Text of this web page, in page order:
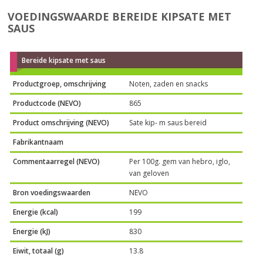
VOEDINGSWAARDE BEREIDE KIPSATE MET
SAUS
Bereide kipsate met saus
Productgroep, omschrijving
Noten, zaden en snacks
Productcode (NEVO)
865
Product omschrijving (NEVO)
Sate kip- m saus bereid
Fabrikantnaam
Commentaarregel (NEVO)
Per 100g. gem van hebro, iglo,
van geloven
Bron voedingswaarden
NEVO
Energie (kcal)
199
Energie (kJ)
830
Eiwit, totaal (g)
13.8